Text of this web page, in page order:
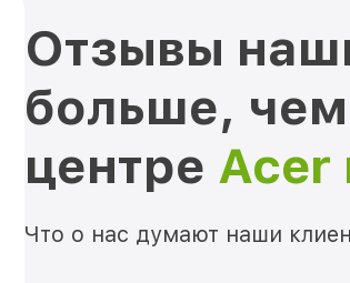
Отзывы
больше,
центре Acer
Что о нас думают наши